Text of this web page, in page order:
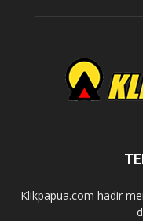
Klikpapua.com hadir